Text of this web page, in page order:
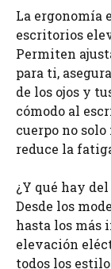
La ergonomía
escritorios
Permiten
para ti,
de los ojos y
cómodo al
cuerpo no
reduce la
¿Y qué hay
Desde los
hasta los más
elevación
todos los